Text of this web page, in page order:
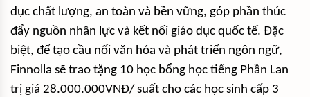
dục chất lượng, an toàn và bền vững, góp phần thúc
đẩy nguồn nhân lực và kết nối giáo dục quốc tế. Đặc
biệt, để tạo cầu nối văn hóa và phát triển ngôn ngữ,
Finnolla sẽ trao tặng 10 học bổng học tiếng Phần Lan
trị giá 28.000.000VNĐ/ suất cho các học sinh cấp 3